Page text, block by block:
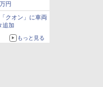
円
クオン」に車両
追加
もっと見る